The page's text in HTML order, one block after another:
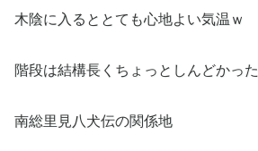
木陰に入るととても心地よい気温ｗ
階段は結構長くちょっとしんどかった
南総里見八犬伝の関係地